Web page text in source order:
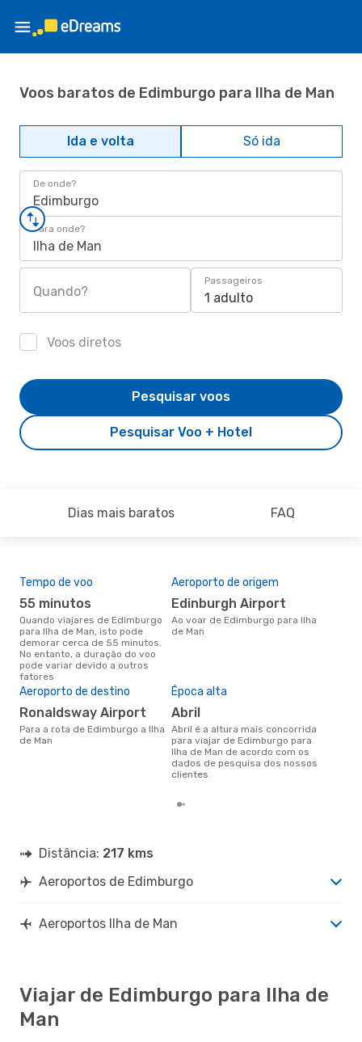
Voos baratos de Edimburgo para Ilha de Man
Ida e volta Só ida
De onde?
Edimburgo
Para onde?
Ilha de Man
Quando?
Passageiros
1 adulto
Voos diretos
Pesquisar Voo + Hotel
Pesquisar voos
Dias mais baratos FAQ
Tempo de voo
55 minutos
Quando viajares de Edimburgo
para Ilha de Man, isto pode
demorar cerca de 55 minutos.
No entanto, a duração do voo
pode variar devido a outros
fatores
Aeroporto de origem
Edinburgh Airport
Ao voar de Edimburgo para Ilha
de Man
Aeroporto de destino
Ronaldsway Airport
Para a rota de Edimburgo a Ilha
de Man
Época alta
abril
abril é a altura mais concorrida
para viajar de Edimburgo para
Ilha de Man de acordo com os
dados de pesquisa dos nossos
clientes
Distância: 217 kms
Aeroportos de Edimburgo
Aeroportos Ilha de Man
Viajar de Edimburgo para Ilha de
Man